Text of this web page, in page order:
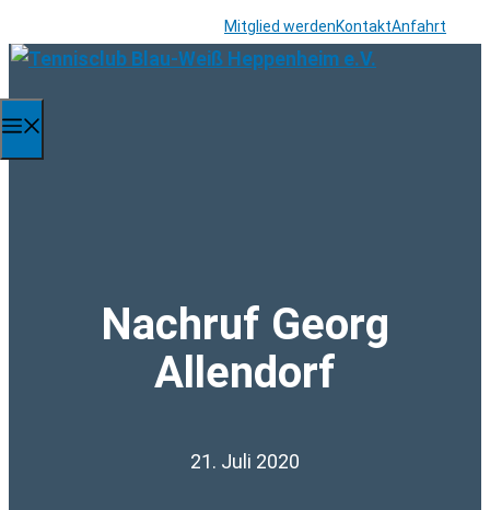
Inhalt
Mitglied werdenKontaktAnfahrt
Nachruf Georg
Allendorf
21. Juli 2020